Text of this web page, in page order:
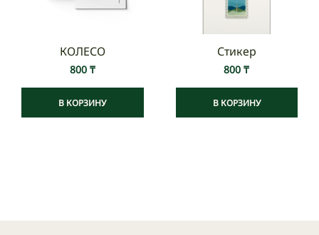
КОЛЕСО
800 ₸
В КОРЗИНУ
Стикер
800₸
В КОРЗИНУ